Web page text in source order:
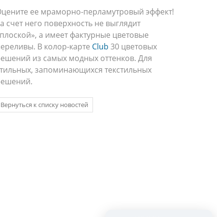
ее мраморно-перламутровый эффект!
счет него поверхность не выглядит
а имеет фактурные цветовые
В колор-карте Club 30 цветовых
из самых модных оттенков. Для
запоминающихся текстильных
Вернуться к списку новостей